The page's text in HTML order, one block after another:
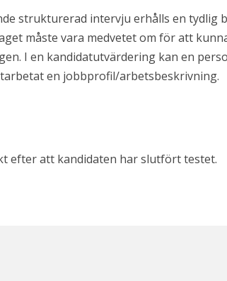
strukturerad intervju erhålls en tydlig
måste vara medvetet om för att
I en kandidatutvärdering kan en
en jobbprofil/arbetsbeskrivning.
efter att kandidaten har slutfört testet.